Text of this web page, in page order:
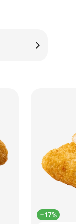
–17%